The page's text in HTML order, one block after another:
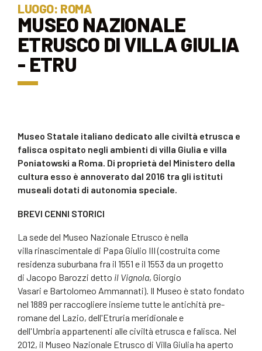
LUOGO: ROMA
MUSEO NAZIONALE
ETRUSCO DI VILLA GIULIA
- ETRU
Museo Statale italiano dedicato alle civiltà etrusca e
falisca ospitato negli ambienti di villa Giulia e villa
Poniatowski a Roma. Di proprietà del Ministero della
cultura esso è annoverato dal 2016 tra gli istituti
museali dotati di autonomia speciale.
BREVI CENNI STORICI
La sede del Museo Nazionale Etrusco è nella
villa rinascimentaledi Papa Giulio III(costruita come
residenza suburbana fra il 1551 e il 1553 da un progetto
di Jacopo Barozzi detto il Vignola, Giorgio
Vasari e Bartolomeo Ammannati). Il Museo è stato fondato
nel 1889 per raccogliere insieme tutte le antichità pre-
romane del Lazio, dell'Etruria meridionale e
dell'Umbria appartenenti alle civiltà etrusca e falisca. Nel
2012, il Museo Nazionale Etrusco di Villa Giulia ha aperto